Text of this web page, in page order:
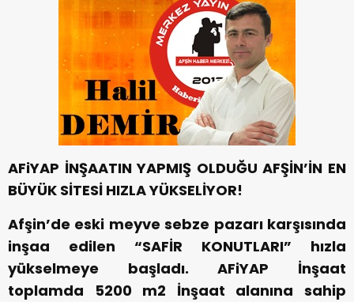
AFiYAP İNŞAATIN YAPMIŞ OLDUĞU AFŞİN’İN EN
BÜYÜK SİTESİ HIZLA YÜKSELİYOR!
Afşin’de eski meyve sebze pazarı karşısında
inşaa edilen “SAFİR KONUTLARI” hızla
yükselmeye başladı. AFiYAP İnşaat
toplamda 5200 m2 İnşaat alanına sahip